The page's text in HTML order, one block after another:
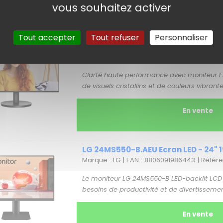
AOC 24B3HA2 écran plat de PC -
parleurs - VGA, HDMI
Clarté haute performance avec moniteur
de visuels cristallins et de couleurs
En vente
LG 24MS550-B.AEU Ecran LED -
Marque : LG | EAN : 8806091986443 |
Le moniteur LG 24MS550-B LED-backlit
besoins de productivité et de
En vente
vous souhaitez activer
Tout accepter Tout refuser Personnaliser